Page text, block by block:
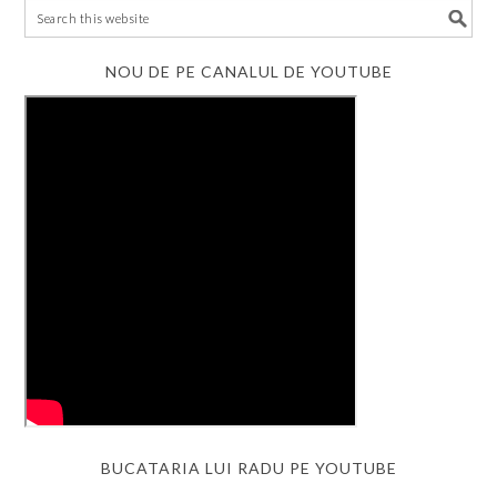
NOU DE PE CANALUL DE YOUTUBE
BUCATARIA LUI RADU PE YOUTUBE